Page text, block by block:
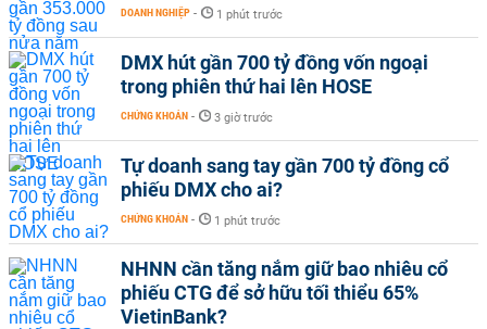
DOANH NGHIỆP - 1 phút trước
DMX hút gần 700 tỷ đồng vốn ngoại
trong phiên thứ hai lên HOSE
CHỨNG KHOÁN - 3 giờ trước
Tự doanh sang tay gần 700 tỷ đồng cổ
phiếu DMX cho ai?
CHỨNG KHOÁN - 1 phút trước
NHNN cần tăng nắm giữ bao nhiêu cổ
phiếu CTG để sở hữu tối thiểu 65%
VietinBank?